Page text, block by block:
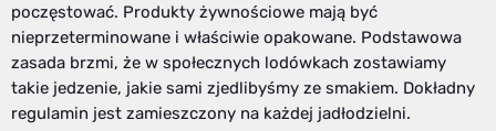
poczęstować. Produkty żywnościowe mają być
nieprzeterminowane i właściwie opakowane. Podstawowa
zasada brzmi, że w społecznych lodówkach zostawiamy
takie jedzenie, jakie sami zjedlibyśmy ze smakiem. Dokładny
regulamin jest zamieszczony na każdej jadłodzielni.